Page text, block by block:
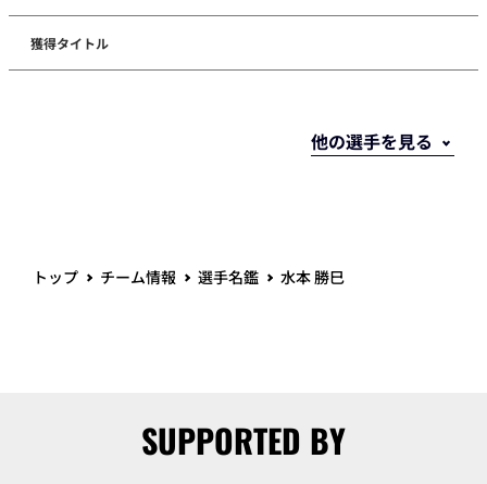
獲得タイトル
トップ チーム情報 選手名鑑 水本 勝巳
SUPPORTED BY